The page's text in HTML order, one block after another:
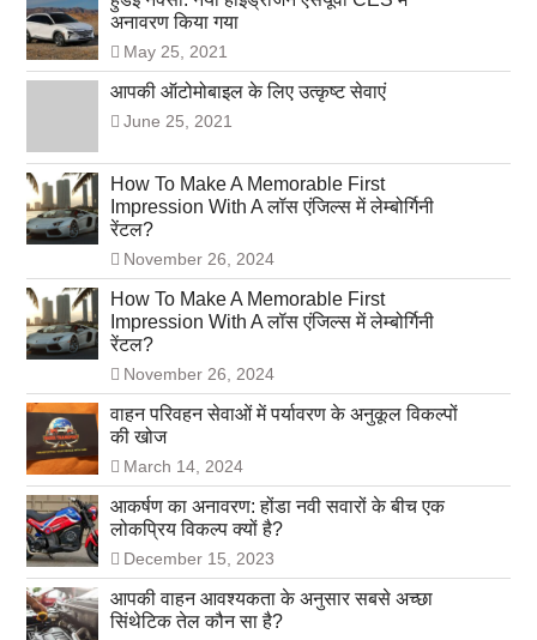
अनावरण किया गया
May 25, 2021
आपकी ऑटोमोबाइल के लिए उत्कृष्ट सेवाएं
June 25, 2021
How To Make A Memorable First
Impression With A लॉस एंजिल्स में लेम्बोर्गिनी
रेंटल?
November 26, 2024
How To Make A Memorable First
Impression With A लॉस एंजिल्स में लेम्बोर्गिनी
रेंटल?
November 26, 2024
वाहन परिवहन सेवाओं में पर्यावरण के अनुकूल विकल्पों
की खोज
March 14, 2024
आकर्षण का अनावरण: होंडा नवी सवारों के बीच एक
लोकप्रिय विकल्प क्यों है?
December 15, 2023
आपकी वाहन आवश्यकता के अनुसार सबसे अच्छा
सिंथेटिक तेल कौन सा है?